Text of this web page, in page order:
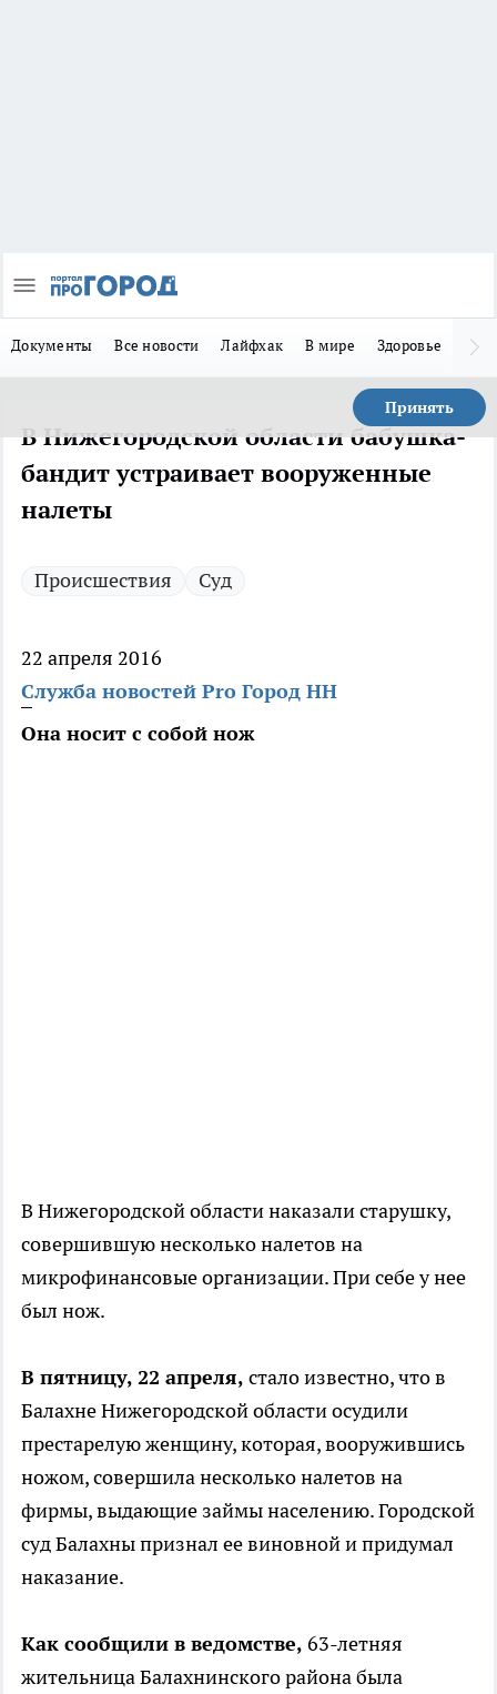
Документы Все новости Лайфхак В мире Здоровье
Принять
В Нижегородской области бабушка-
бандит устраивает вооруженные
налеты
Происшествия Суд
22 апреля 2016
Служба новостей Pro Город НН
Она носит с собой нож
В Нижегородской области наказали старушку,
совершившую несколько налетов на
микрофинансовые организации. При себе у нее
был нож.
В пятницу, 22 апреля, стало известно, что в
Балахне Нижегородской области осудили
престарелую женщину, которая, вооружившись
ножом, совершила несколько налетов на
фирмы, выдающие займы населению. Городской
суд Балахны признал ее виновной и придумал
наказание.
Как сообщили в ведомстве, 63-летняя
жительница Балахнинского района была